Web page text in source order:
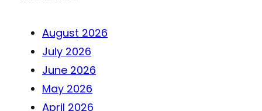
August 2026
July 2026
June 2026
May 2026
April 2026